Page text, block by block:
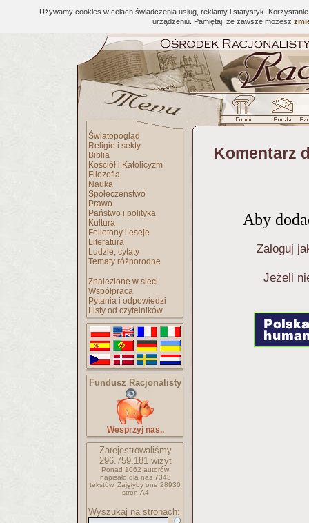
Używamy cookies w celach świadczenia usług, reklamy i statystyk.
urządzeniu. Pamiętaj, że zawsze możesz
Światopogląd
Religie i sekty
Biblia
Kościół i Katolicyzm
Filozofia
Nauka
Społeczeństwo
Prawo
Państwo i polityka
Kultura
Felietony i eseje
Literatura
Ludzie, cytaty
Tematy różnorodne
Znalezione w sieci
Współpraca
Pytania i odpowiedzi
Listy od czytelników
Fundusz Racjonalisty
Wesprzyj nas..
Zarejestrowaliśmy
296.759.181wizyt
Ponad 1062 autorów
napisało dla nas 7343
tekstów. Zajęłyby one 28930
stron A4
Wyszukaj na stronach:
Komentarz
Aby
Zaloguj
Jeżeli